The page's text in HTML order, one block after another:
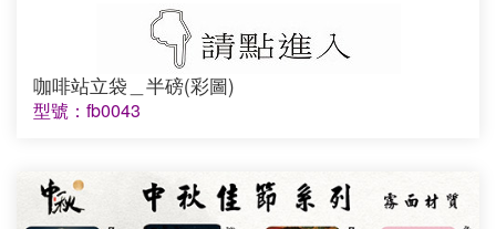
咖啡站立袋＿半磅(彩圖)
型號：fb0043